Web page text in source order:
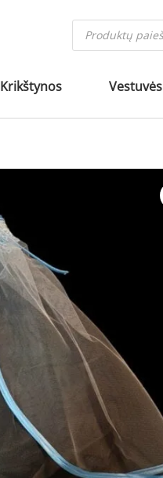
Products
search
Krikštynos Vestuvės